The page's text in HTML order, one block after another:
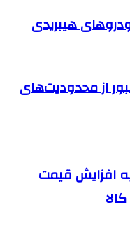
هیبریدی
از محدودیت‌های
به افزایش قیمت